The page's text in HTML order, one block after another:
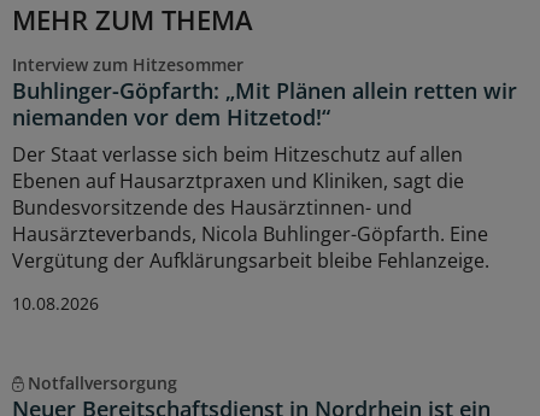
MEHR ZUM THEMA
Interview zum Hitzesommer
Buhlinger-Göpfarth: „Mit Plänen allein retten wir
niemanden vor dem Hitzetod!“
Der Staat verlasse sich beim Hitzeschutz auf allen
Ebenen auf Hausarztpraxen und Kliniken, sagt die
Bundesvorsitzende des Hausärztinnen- und
Hausärzteverbands, Nicola Buhlinger-Göpfarth. Eine
Vergütung der Aufklärungsarbeit bleibe Fehlanzeige.
10.08.2026
Notfallversorgung
Neuer Bereitschaftsdienst in Nordrhein ist ein